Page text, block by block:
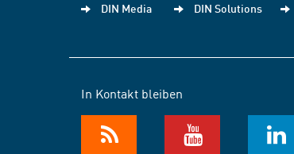
DIN Media DIN Solutions
In Kontakt bleiben